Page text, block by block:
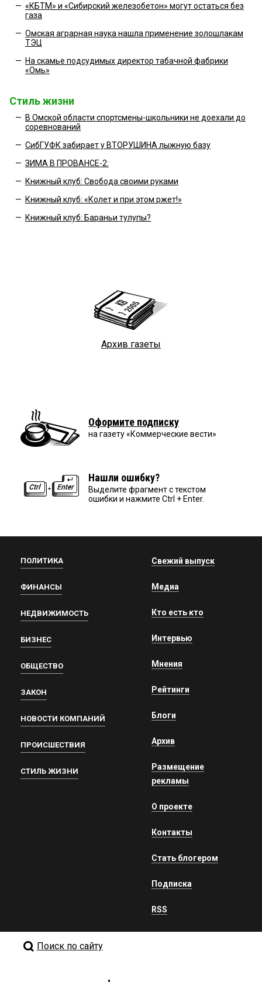
— «КБТМ» и «Сибирский железобетон» могут остаться без
газа
— Омская аграрная наука нашла применение золошлакам
ТЭЦ
— На скамье подсудимых директор табачной фабрики
«Омь»
Стиль жизни
— В Омской области спортсмены-школьники не доехали до
соревнований
— СибГУФК забирает у ВТОРУШИНА лыжную базу
— ЗИМА В ПРОВАНСЕ-2:
— Книжный клуб: Свобода своими руками
— Книжный клуб: «Колет и при этом ржет!»
— Книжный клуб: Бараньи тулупы?
Архив газеты
Оформите подписку
на газету «Коммерческие вести»
Нашли ошибку?
Выделите фрагмент с текстом
ошибки и нажмите Ctrl + Enter.
ПОЛИТИКА
ФИНАНСЫ
НЕДВИЖИМОСТЬ
БИЗНЕС
ОБЩЕСТВО
ЗАКОН
НОВОСТИ КОМПАНИЙ
ПРОИСШЕСТВИЯ
СТИЛЬ ЖИЗНИ
Свежий выпуск
Медиа
Кто есть кто
Интервью
Мнения
Рейтинги
Блоги
Архив
Размещение
рекламы
О проекте
Контакты
Стать блогером
Подписка
RSS
Поиск по сайту